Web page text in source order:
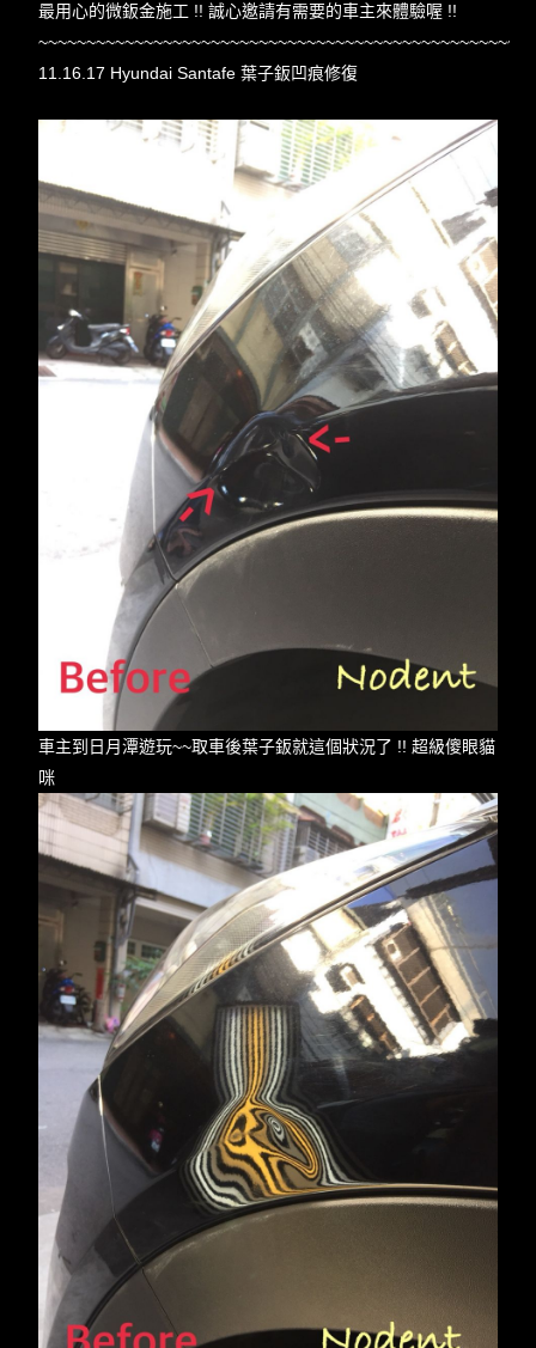
最用心的微鈑金施工 !! 誠心邀請有需要的車主來體驗喔 !!
11.16.17 Hyundai Santafe 葉子鈑凹痕修復
車主到日月潭遊玩~~取車後葉子鈑就這個狀況了 !! 超級傻眼貓
咪